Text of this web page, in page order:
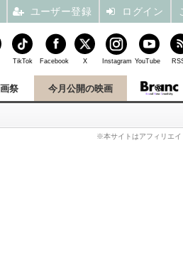
祭 今月公開の映画
※本サイトはアフィリエ
TikTok Facebook X Instagram YouTube
ユーザー登録 ログイン